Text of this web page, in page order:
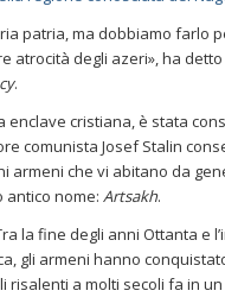
patria, ma dobbiamo farlo
atrocità degli azeri», ha
.
enclave cristiana, è stata
comunista Josef Stalin
armeni che vi abitano da
antico nome: Artsakh.
la fine degli anni Ottanta e
gli armeni hanno
a molti secoli fa in